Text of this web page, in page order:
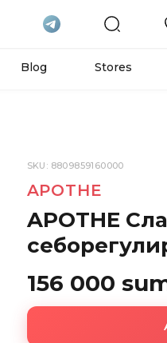
Blog Stores
SKU: 8809859160000
APOTHE
APOTHE
156 000